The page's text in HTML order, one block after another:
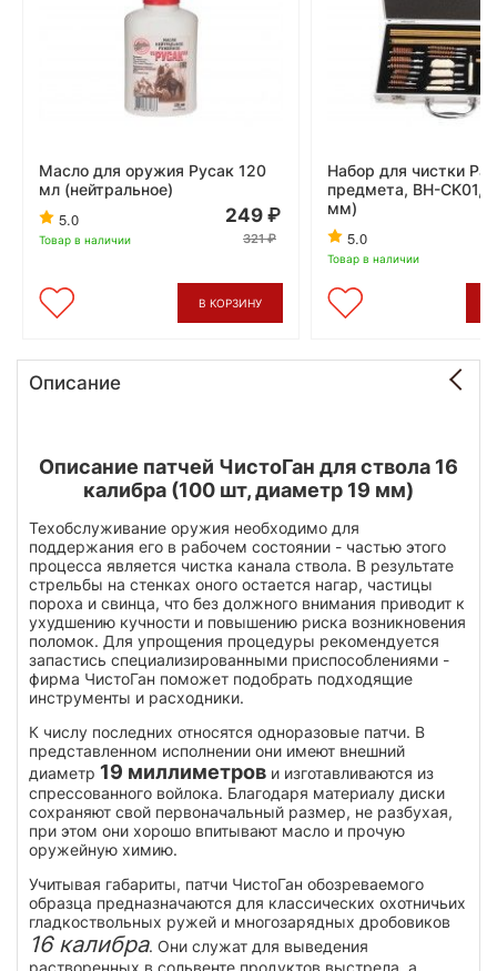
Масло для оружия Русак 120
мл (нейтральное)
5.0
Товар в наличии
249
321
В КОРЗИНУ
Набор для чистки
предмета, BH-CK01,
мм)
5.0
Товар в наличии
Описание
Описание патчей ЧистоГан для ствола 16
калибра (100 шт, диаметр 19 мм)
Техобслуживание оружия необходимо для
поддержания его в рабочем состоянии - частью этого
процесса является чистка канала ствола. В результате
стрельбы на стенках оного остается нагар, частицы
пороха и свинца, что без должного внимания приводит к
ухудшению кучности и повышению риска возникновения
поломок. Для упрощения процедуры рекомендуется
запастись специализированными приспособлениями -
фирма ЧистоГан поможет подобрать подходящие
инструменты и расходники.
К числу последних относятся одноразовые патчи. В
представленном исполнении они имеют внешний
диаметр 19 миллиметров и изготавливаются из
спрессованного войлока. Благодаря материалу диски
сохраняют свой первоначальный размер, не разбухая,
при этом они хорошо впитывают масло и прочую
оружейную химию.
Учитывая габариты, патчи ЧистоГан обозреваемого
образца предназначаются для классических охотничьих
гладкоствольных ружей и многозарядных дробовиков
16 калибра. Они служат для выведения
растворенных в сольвенте продуктов выстрела, а